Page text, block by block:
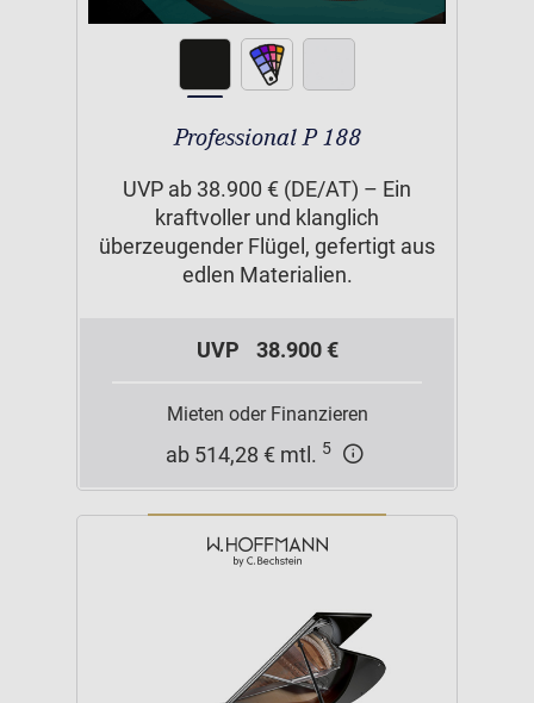
Professional P 188
UVP ab 38.900 € (DE/AT) – Ein
kraftvoller und klanglich
überzeugender Flügel, gefertigt aus
edlen Materialien.
UVP 38.900 €
Mieten oder Finanzieren
ab 514,28 € mtl. 5